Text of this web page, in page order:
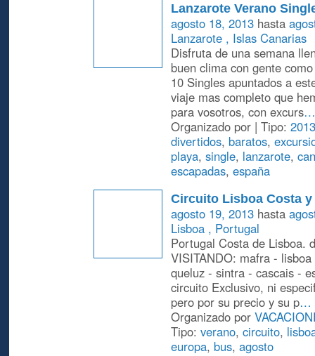
Lanzarote Verano
agosto 18, 2013hasta
Lanzarote , Islas Canarias
Disfruta de una semana
buen clima con gente
10 Singles apuntados a
viaje mas completo que
para vosotros, con excurs…
Organizado por | Tipo: 2013
divertidos, baratos,
playa, single, lanzarote,
escapadas, españa
Circuito Lisboa Costa y
agosto 19, 2013hasta
Lisboa , Portugal
Portugal Costa de Lisboa.
VISITANDO: mafra -
queluz - sintra - cascais -
circuito Exclusivo, ni
pero por su precio y su p…
Organizado por
Tipo: verano, circuito,
europa, bus, agosto